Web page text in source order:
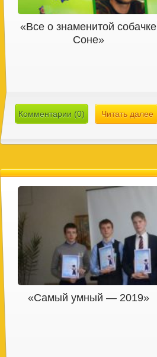
«Все о знаменитой собачке
Соне»
Комментарии (0) Читать далее
«Самый умный — 2019»